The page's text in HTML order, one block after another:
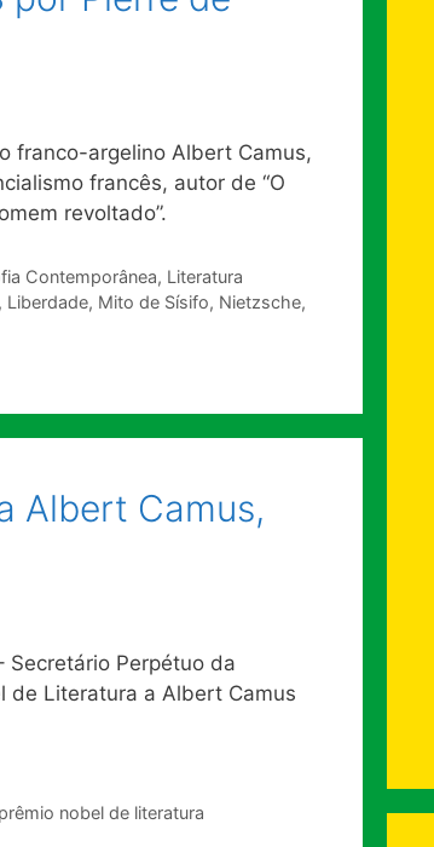
franco-argelino Albert Camus,
francês, autor de “O
revoltado”.
Contemporânea, Literatura
Liberdade, Mito de Sísifo, Nietzsche,
Albert Camus,
Secretário Perpétuo da
de Literatura a Albert Camus
prêmio nobel de literatura